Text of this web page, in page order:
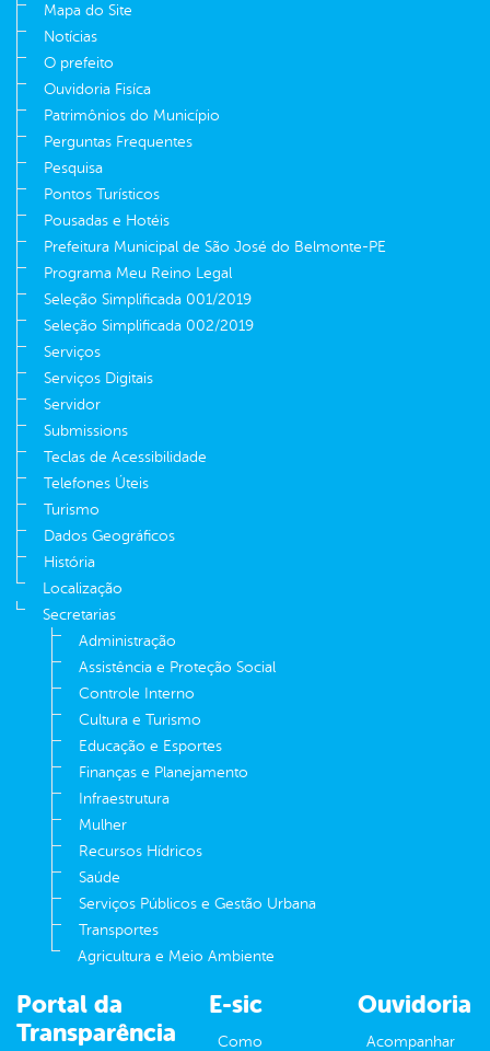
Mapa do Site
Notícias
O prefeito
Ouvidoria Fisíca
Patrimônios do Município
Perguntas Frequentes
Pesquisa
Pontos Turísticos
Pousadas e Hotéis
Prefeitura Municipal de São José do Belmonte-PE
Programa Meu Reino Legal
Seleção Simplificada 001/2019
Seleção Simplificada 002/2019
Serviços
Serviços Digitais
Servidor
Submissions
Teclas de Acessibilidade
Telefones Úteis
Turismo
Dados Geográficos
História
Localização
Secretarias
Administração
Assistência e Proteção Social
Controle Interno
Cultura e Turismo
Educação e Esportes
Finanças e Planejamento
Infraestrutura
Mulher
Recursos Hídricos
Saúde
Serviços Públicos e Gestão Urbana
Transportes
Agricultura e Meio Ambiente
Portal da
Transparência
E-sic
Como
Ouvidoria
Acompanhar